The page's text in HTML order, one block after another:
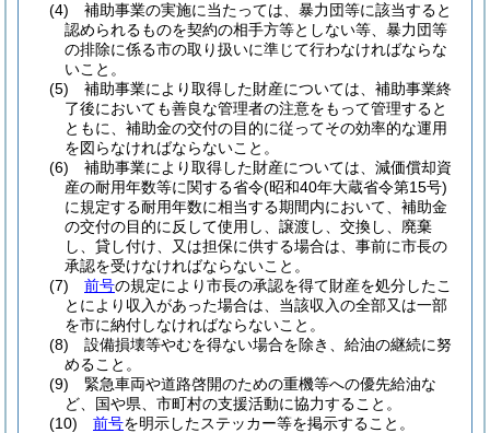
(4)
補助事業の実施に当たっては、暴力団等に該当すると
認められるものを契約の相手方等としない等、暴力団等
の排除に係る市の取り扱いに準じて行わなければならな
いこと。
(5)
補助事業により取得した財産については、補助事業終
了後においても善良な管理者の注意をもって管理すると
ともに、補助金の交付の目的に従ってその効率的な運用
を図らなければならないこと。
(6)
補助事業により取得した財産については、減価償却資
産の耐用年数等に関する省令(昭和40年大蔵省令第15号)
に規定する耐用年数に相当する期間内において、補助金
の交付の目的に反して使用し、譲渡し、交換し、廃棄
し、貸し付け、又は担保に供する場合は、事前に市長の
承認を受けなければならないこと。
(7)
前号の規定により市長の承認を得て財産を処分したこ
とにより収入があった場合は、当該収入の全部又は一部
を市に納付しなければならないこと。
(8)
設備損壊等やむを得ない場合を除き、給油の継続に努
めること。
(9)
緊急車両や道路啓開のための重機等への優先給油な
ど、国や県、市町村の支援活動に協力すること。
(10)
前号を明示したステッカー等を掲示すること。